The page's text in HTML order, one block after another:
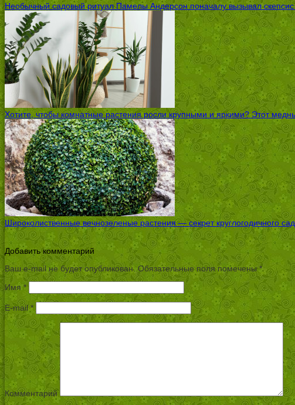
Необычный садовый ритуал Памелы Андерсон поначалу вызывал скепсис
Хотите, чтобы комнатные растения росли крупными и яркими? Этот
Широколиственные вечнозеленые растения — секрет круглогодичного
Добавить комментарий
Ваш e-mail не будет опубликован. Обязательные поля помечены*
Имя*
E-mail*
Комментарий